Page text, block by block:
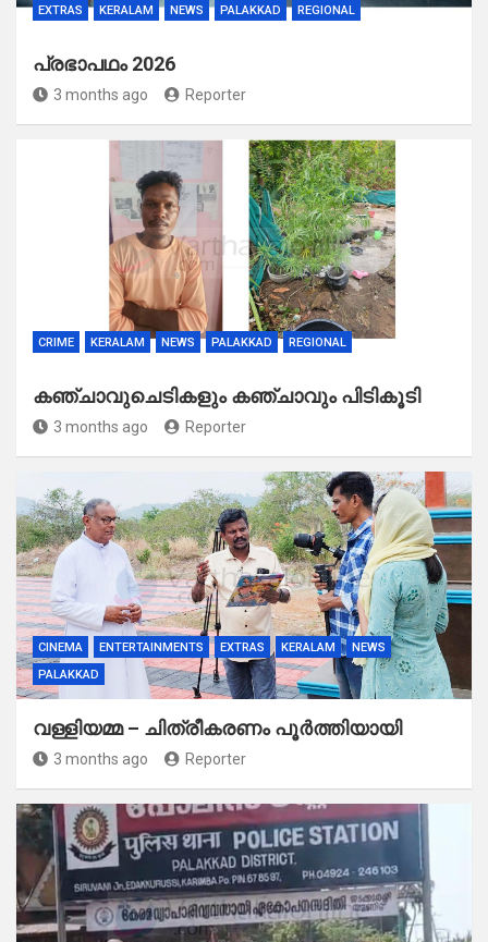
EXTRAS KERALAM NEWS PALAKKAD REGIONAL
പ്രഭാപഥം 2026
3 months ago Reporter
CRIME KERALAM NEWS PALAKKAD REGIONAL
കഞ്ചാവുചെടികളും കഞ്ചാവും പിടികൂടി
3 months ago Reporter
CINEMA ENTERTAINMENTS EXTRAS KERALAM
NEWS
PALAKKAD
വള്ളിയമ്മ – ചിത്രീകരണം പൂർത്തിയായി
3 months ago Reporter